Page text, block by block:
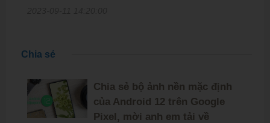
Chia sẻ
Chia sẻ bộ ảnh nền mặc định
của Android 12 trên Google
Pixel, mời anh em tải về